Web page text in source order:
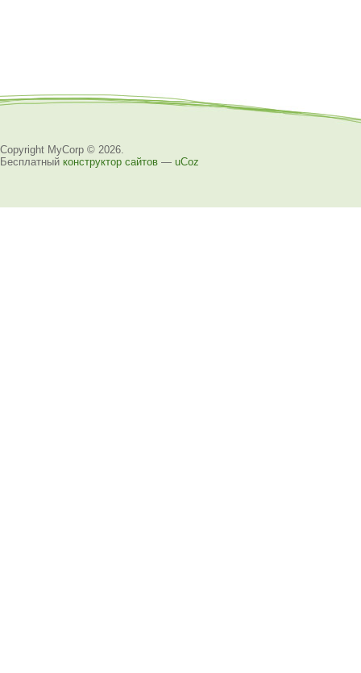
Copyright MyCorp © 2026
Бесплатный конструктор сайтов — uCoz